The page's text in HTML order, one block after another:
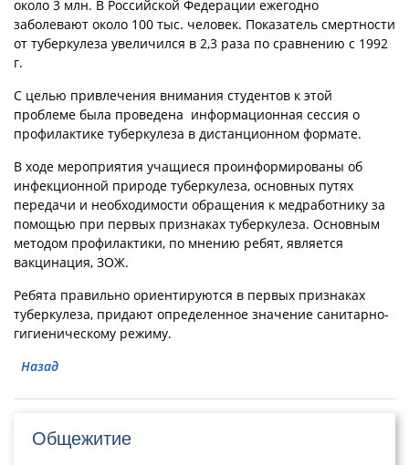
около 3 млн. В Российской Федерации ежегодно
заболевают около 100 тыс. человек. Показатель смертности
от туберкулеза увеличился в 2,3 раза по сравнению с 1992
г.
С целью привлечения внимания студентов к этой
проблеме была проведена информационная сессия о
профилактике туберкулеза в дистанционном формате.
В ходе мероприятия учащиеся проинформированы об
инфекционной природе туберкулеза, основных путях
передачи и необходимости обращения к медработнику за
помощью при первых признаках туберкулеза. Основным
методом профилактики, по мнению ребят, является
вакцинация, ЗОЖ.
Ребята правильно ориентируются в первых признаках
туберкулеза, придают определенное значение санитарно-
гигиеническому режиму.
Назад
Общежитие